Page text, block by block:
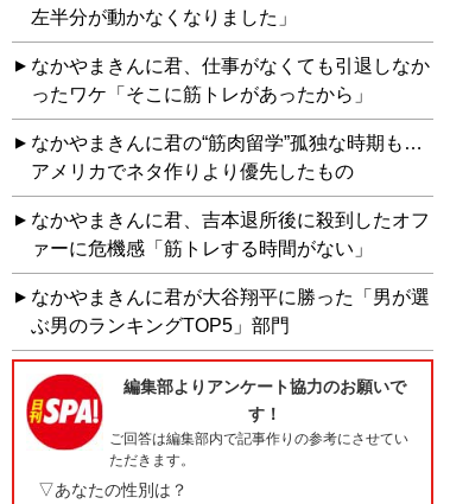
左半分が動かなくなりました」
なかやまきんに君、仕事がなくても引退しなか
ったワケ「そこに筋トレがあったから」
なかやまきんに君の“筋肉留学”孤独な時期も…
アメリカでネタ作りより優先したもの
なかやまきんに君、吉本退所後に殺到したオフ
ァーに危機感「筋トレする時間がない」
なかやまきんに君が大谷翔平に勝った「男が選
ぶ男のランキングTOP5」部門